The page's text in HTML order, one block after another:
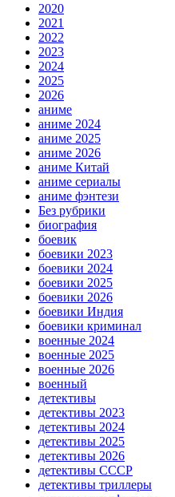
2020
2021
2022
2023
2024
2025
2026
аниме
аниме 2024
аниме 2025
аниме 2026
аниме Китай
аниме сериалы
аниме фэнтези
Без рубрики
биография
боевик
боевики 2023
боевики 2024
боевики 2025
боевики 2026
боевики Индия
боевики криминал
военные 2024
военные 2025
военные 2026
военный
детективы
детективы 2023
детективы 2024
детективы 2025
детективы 2026
детективы СССР
детективы триллеры